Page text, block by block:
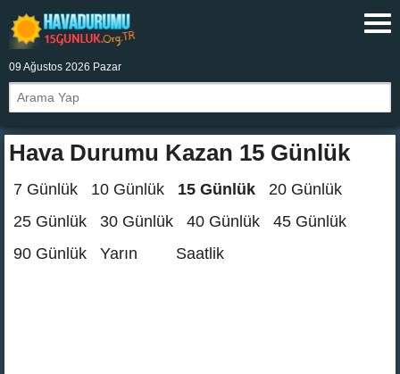
09 Ağustos 2026 Pazar
Hava Durumu Kazan 15 Günlük
7 Günlük 10 Günlük 15 Günlük
20 Günlük
25 Günlük
30 Günlük 40 Günlük
45 Günlük
90 Günlük
Yarın Saatlik